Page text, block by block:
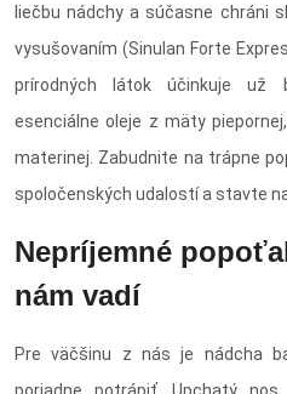
liečbu nádchy a súčasne chráni
vysušovaním (Sinulan Forte
prírodných látok účinkuje už
esenciálne oleje z mäty
materinej. Zabudnite na trápne
spoločenských udalostí a stavte
Nepríjemné
nám vadí
Pre väčšinu z nás je nádcha
poriadne potrápiť. Upchatý